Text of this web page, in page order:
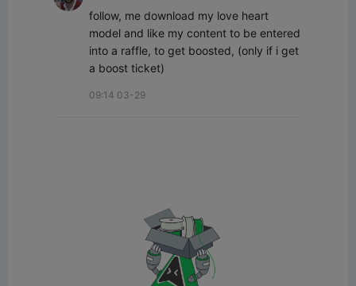
follow, me download my love heart
model and like my content to be entered
into a raffle, to get boosted, (only if i get
a boost ticket)
09:14 03-29